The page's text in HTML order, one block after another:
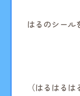
はるのシール
（はるはるは